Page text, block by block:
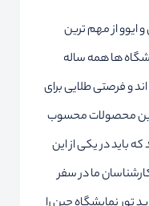
ایوو از مهم ترین
ها همه ساله
اند و فرصتی طلایی برای
محصولات محسوب
باید در یکی از این
ما در سفر